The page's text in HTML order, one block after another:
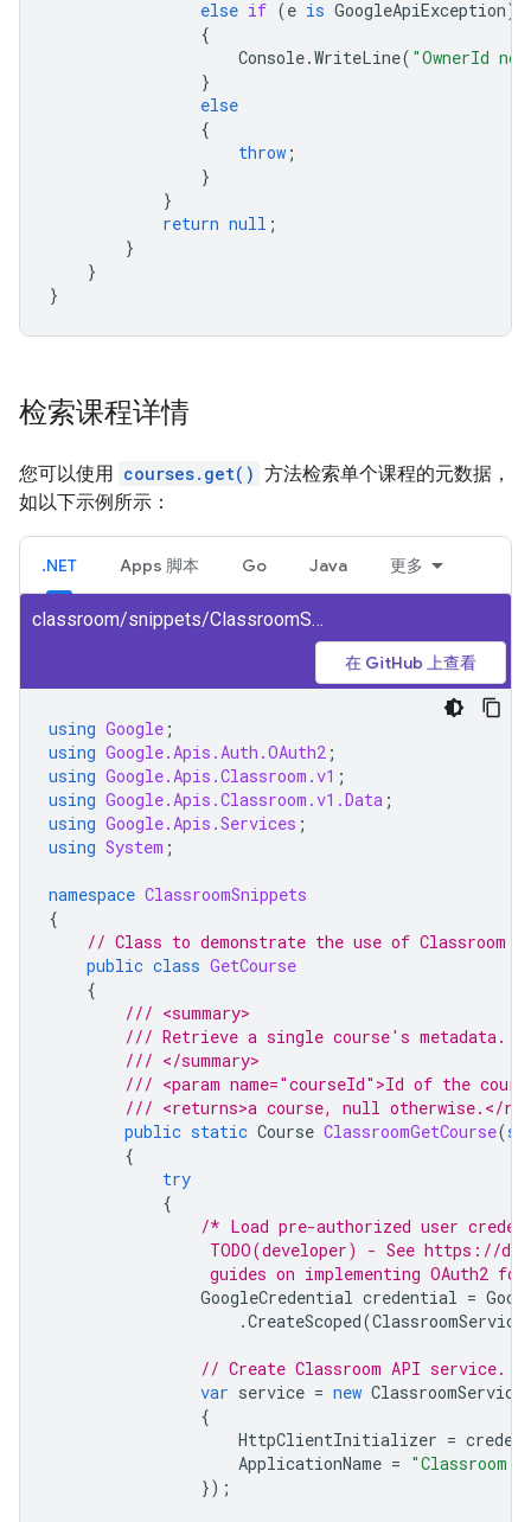
else if (e is GoogleApiException)
{
Console.WriteLine( "OwnerId
}
else
{
throw ;
}
}
return null ;
}
}
}
检索课程详情
您可以使用 courses.get() 方法检索单个课程的元数据，
如以下示例所示：
.NET Apps 脚本 Go Java 更多
classroom/snippets/ClassroomSnippets/GetCourse.cs
在 GitHub 上查看
using Google ;
using Google.Apis.Auth.OAuth2 ;
using Google.Apis.Classroom.v1 ;
using Google.Apis.Classroom.v1.Data ;
using Google.Apis.Services ;
using System ;
namespace ClassroomSnippets
{
// Class to demonstrate the use of Classroom
public class GetCourse
{
/// <summary>
/// Retrieve a single course's metadata.
/// </summary>
/// <param name="courseId">Id of the
/// <returns>a course, null otherwise.</
public static Course ClassroomGetCourse(
{
try
{
/* Load pre-authorized user
TODO(developer) - See https://
guides on implementing OAuth2
GoogleCredential credential =
.CreateScoped(ClassroomService
// Create Classroom API service.
var service = new ClassroomService
{
HttpClientInitializer =
ApplicationName = "Classroom
});